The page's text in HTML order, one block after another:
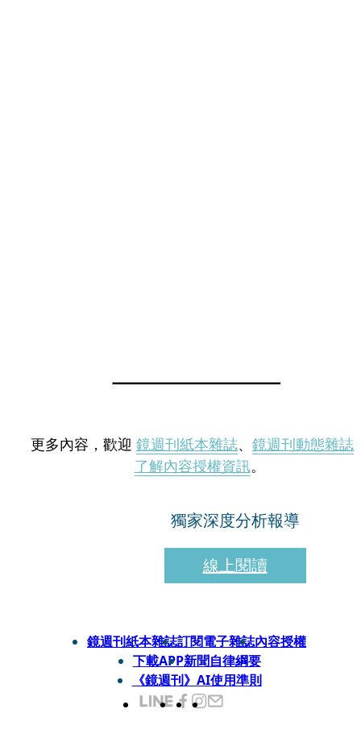
更多內容，歡迎 鏡週刊紙本雜誌、 鏡週刊動態雜誌
了解內容授權資訊。
獨家深度分析報導
線上閱讀
鏡週刊紙本雜誌訂閱電子雜誌內容授權
下載APP新聞自律綱要
《鏡週刊》AI使用準則